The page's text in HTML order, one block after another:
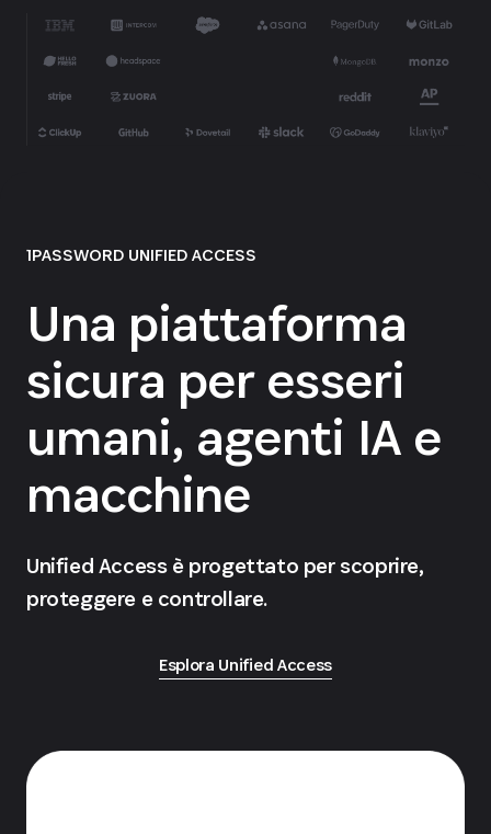
1PASSWORD UNIFIED ACCESS
Una piattaforma
sicura per esseri
umani, agenti IA e
macchine
Unified Access è progettato per scoprire,
proteggere e controllare.
Esplora Unified Access